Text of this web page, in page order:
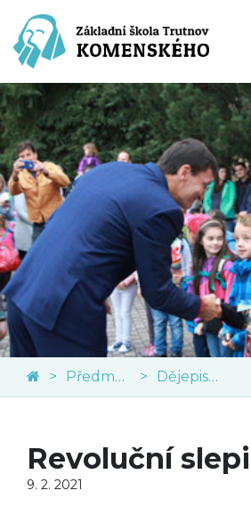
Předměty Dějepis a občanská výchova
Revoluční
9. 2. 2021